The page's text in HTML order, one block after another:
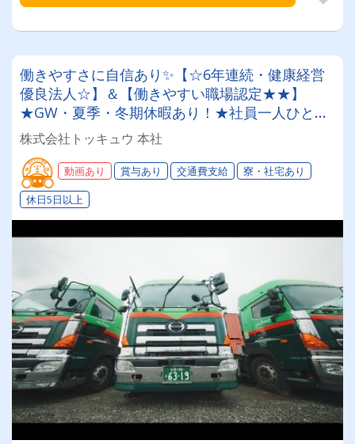
働きやすさに自信あり✨【☆6年連続・健康経営
優良法人☆】＆【働きやすい職場認定★★】
★GW・夏季・冬期休暇あり！★社員一人ひとり
を大切にする昭和34年設立の安定企業！＜経験者
大歓迎！大型トレーラードライバー＞
株式会社トッキュウ 本社
動画あり 賞与あり 交通費支給
寮・社宅あり
休日5日以上